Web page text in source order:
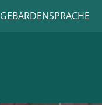
GEBÄRDENSPRACHE